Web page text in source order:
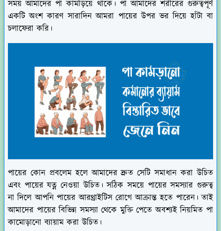
সময় আমাদের পা কামড়িয়ে থাকে। পা আমাদের শরীরের গুরুত্বপূর্ণ
একটি অংশ কারণ সারাদিন আমরা পায়ের উপর ভর দিয়ে হাঁটা বা
চলাফেরা করি।
পায়ের কোন প্রবলেম হলে আমাদের দ্রুত সেটি সমাধান করা উচিত
এবং পায়ের যত্ন নেওয়া উচিত। সঠিক সময়ে পায়ের সমস্যার গুরুত্ব
না দিলে আপনি পায়ের আরথ্রাইটিস রোগে আক্রান্ত হতে পারেন। তাই
আমাদের পায়ের বিভিন্ন সমস্যা থেকে মুক্তি পেতে অবশ্যই নিয়মিত পা
কামোড়ানো ব্যায়াম করা উচিত।